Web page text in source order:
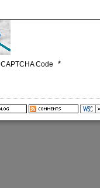
CAPTCHA Code *